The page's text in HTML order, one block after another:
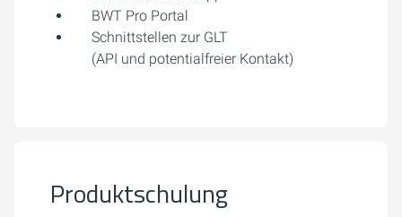
BWT Pro Portal
Schnittstellen zur GLT
(API und potentialfreier Kontakt)
Produktschulung